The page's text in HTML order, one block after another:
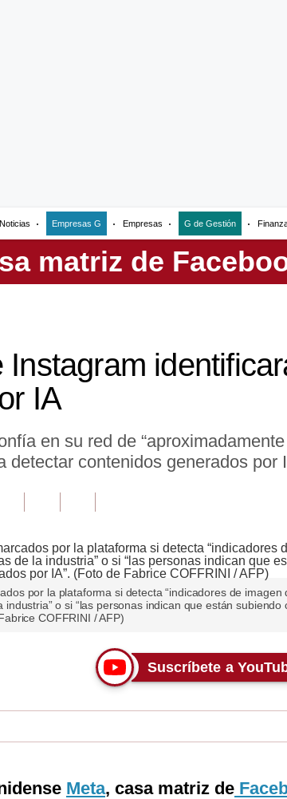
Empresas G Empresas G de Gestión
Instagram
IA
en su red de
detectar contenidos generados por
por la plataforma si detecta “indicadores de imagen
o si “las personas indican que están subiendo
COFFRINI / AFP)
Suscríbete a
Meta, casa matriz de